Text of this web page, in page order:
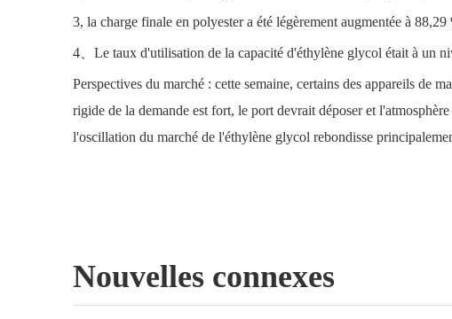
3, la charge finale en polyester a été légèrement augmentée à 88,29
4、Le taux d'utilisation de la capacité d'éthylène glycol était à un
Perspectives du marché : cette semaine, certains des appareils de
rigide de la demande est fort, le port devrait déposer et
l'oscillation du marché de l'éthylène glycol rebondisse
Nouvelles connexes